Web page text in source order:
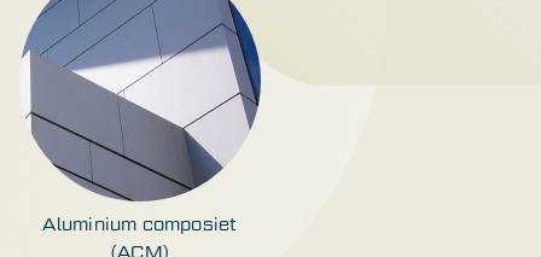
Aluminium composiet
(ACM)